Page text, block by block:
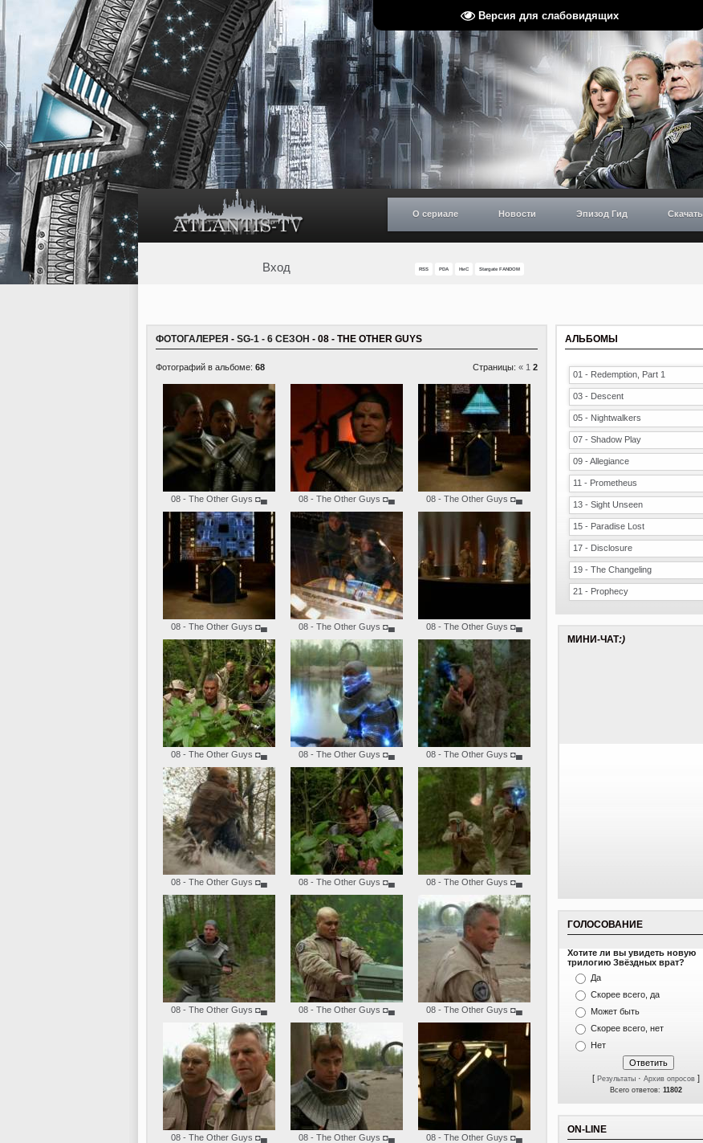
Версия для слабовидящих
О сериале Новости Эпизод Гид Скачать
Вход RSS PDA НиС Stargate FANDOM
ФОТОГАЛЕРЕЯ - SG-1 - 6 СЕЗОН - 08 - THE OTHER GUYS
Фотографий в альбоме: 68 Страницы: « 1 2
08 - The Other Guys ◘▄ 08 - The Other Guys ◘▄ 08 - The Other Guys ◘▄
08 - The Other Guys ◘▄ 08 - The Other Guys ◘▄ 08 - The Other Guys ◘▄
08 - The Other Guys ◘▄ 08 - The Other Guys ◘▄ 08 - The Other Guys ◘▄
08 - The Other Guys ◘▄ 08 - The Other Guys ◘▄ 08 - The Other Guys ◘▄
08 - The Other Guys ◘▄ 08 - The Other Guys ◘▄ 08 - The Other Guys ◘▄
08 - The Other Guys ◘▄ 08 - The Other Guys ◘▄ 08 - The Other Guys ◘▄
АЛЬБОМЫ
01 - Redemption, Part 1
03 - Descent
05 - Nightwalkers
07 - Shadow Play
09 - Allegiance
11 - Prometheus
13 - Sight Unseen
15 - Paradise Lost
17 - Disclosure
19 - The Changeling
21 - Prophecy
МИНИ-ЧАТ:)
ГОЛОСОВАНИЕ
Хотите ли вы увидеть новую
трилогию Звёздных врат?
Да
Скорее всего, да
Может быть
Скорее всего, нет
Нет
[ Результаты · Архив опросов ]
Всего ответов: 11802
ON-LINE